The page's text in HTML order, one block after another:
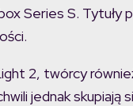
Series S. Tytuły
2, twórcy
jednak